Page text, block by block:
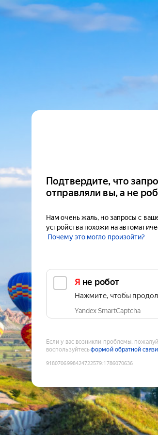
Подтвердите, что
отправляли вы, а не
Нам очень жаль, но запросы с
устройства похожи на
Почему это могло произойти?
Я не робот
Нажмите, чтобы
Yandex SmartCaptcha
Если у вас возникли проблемы,
воспользуйтесьформой обратной связи
9180706998424722579:1786070636